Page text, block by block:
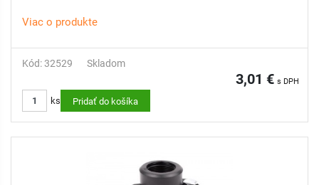
Viac o produkte
Kód: 32529 Skladom
3,01 € s DPH
ks Pridať do košíka